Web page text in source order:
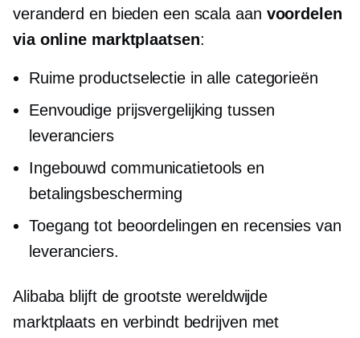
veranderd en bieden een scala aan voordelen
via online marktplaatsen:
Ruime productselectie in alle categorieën
Eenvoudige prijsvergelijking tussen
leveranciers
Ingebouwd communicatietools en
betalingsbescherming
Toegang tot beoordelingen en recensies van
leveranciers.
Alibaba blijft de grootste wereldwijde
marktplaats en verbindt bedrijven met